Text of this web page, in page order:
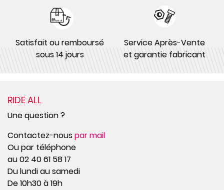
Satisfait ou remboursé
sous 14 jours
Service Après-Vente
et garantie fabricant
RIDE ALL
Une question ?
Contactez-nouspar mail
Ou par téléphone
au 02 40 61 58 17
Du lundi au samedi
De 10h30 à 19h